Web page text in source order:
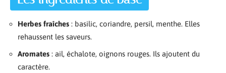
Herbes fraîches : basilic, coriandre, persil, menthe. Elles
rehaussent les saveurs.
Aromates : ail, échalote, oignons rouges. Ils ajoutent du
caractère.